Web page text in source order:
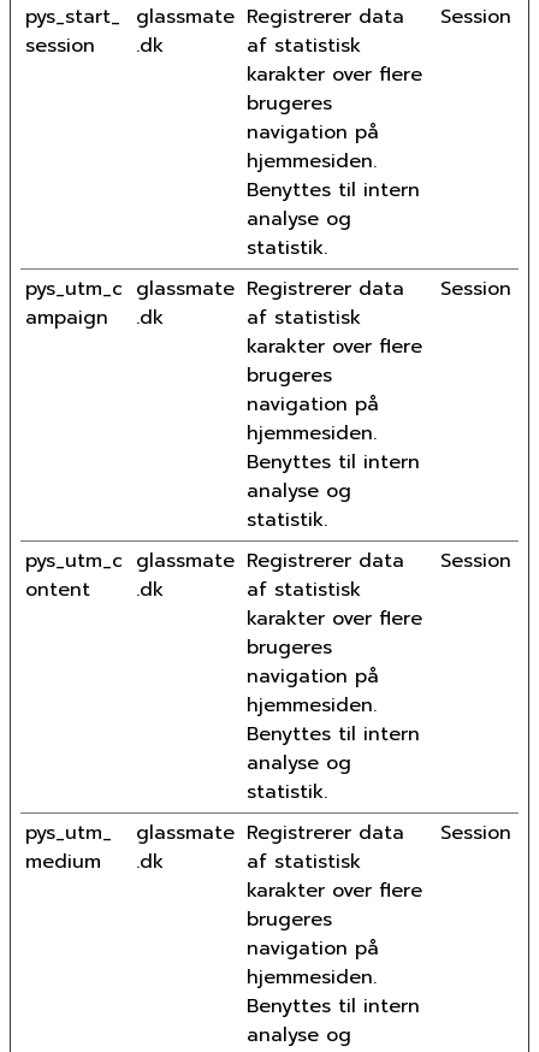
pys_start_
session
glassmate
.dk
Registrerer data
af statistisk
karakter over flere
brugeres
navigation på
hjemmesiden.
Benyttes til intern
analyse og
statistik.
Session
pys_utm_c
ampaign
glassmate
.dk
Registrerer data
af statistisk
karakter over flere
brugeres
navigation på
hjemmesiden.
Benyttes til intern
analyse og
statistik.
Session
pys_utm_c
ontent
glassmate
.dk
Registrerer data
af statistisk
karakter over flere
brugeres
navigation på
hjemmesiden.
Benyttes til intern
analyse og
statistik.
Session
pys_utm_
medium
glassmate
.dk
Registrerer data
af statistisk
karakter over flere
brugeres
navigation på
hjemmesiden.
Benyttes til intern
analyse og
Session